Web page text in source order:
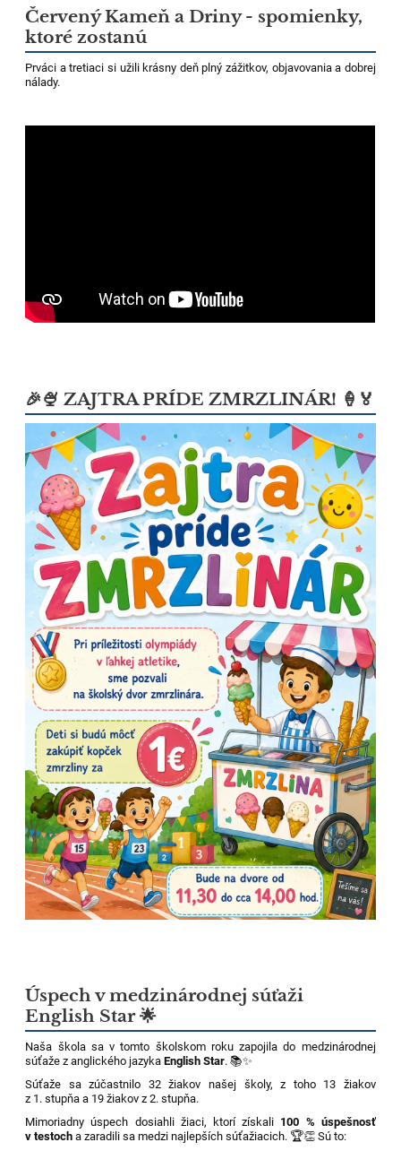
Červený Kameň a Driny - spomienky,
ktoré zostanú
Prváci a tretiaci si užili krásny deň plný zážitkov, objavovania a dobrej
nálady.
🎉🍨 ZAJTRA PRÍDE ZMRZLINÁR! 🍦🏅
Úspech v medzinárodnej súťaži
English Star 🌟
Naša škola sa v tomto školskom roku zapojila do medzinárodnej
súťaže z anglického jazykaEnglish Star. 📚✨
Súťaže sa zúčastnilo 32 žiakov našej školy, z toho 13 žiakov
z 1. stupňa a 19 žiakov z 2. stupňa.
Mimoriadny úspech dosiahli žiaci, ktorí získali 100 % úspešnosť
v testoch a zaradili sa medzi najlepších súťažiacich. 🏆👏 Sú to: